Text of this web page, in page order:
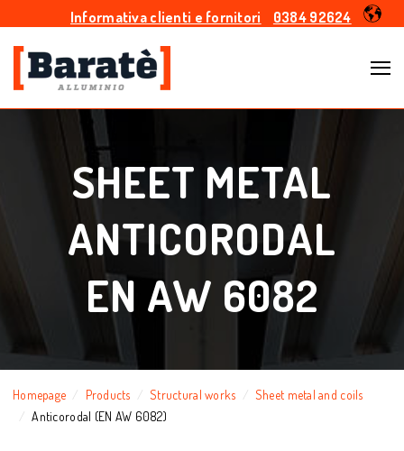
Informativa clienti e fornitori 0384 92624
SHEET METAL
ANTICORODAL
EN AW 6082
Homepage Products Structural works
Sheet metal and coils
Anticorodal (EN AW 6082)